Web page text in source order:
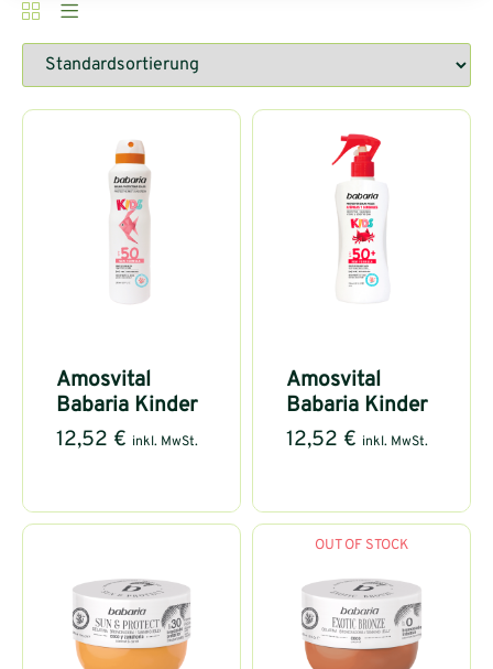
Amosvital
Babaria Kinder
12,52 € inkl. MwSt.
Amosvital
Babaria Kinder
12,52 € inkl. MwSt.
OUT OF STOCK